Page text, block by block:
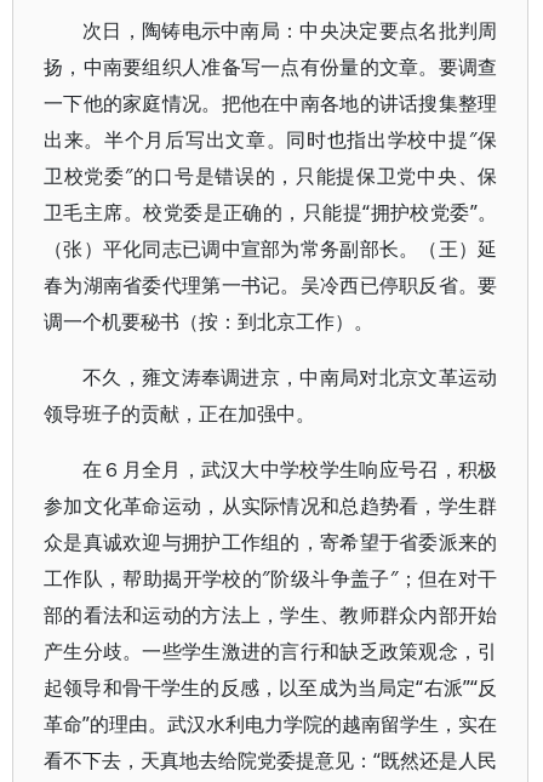
次日，陶铸电示中南局：中央决定要点名批判周
扬，中南要组织人准备写一点有份量的文章。要调查
一下他的家庭情况。把他在中南各地的讲话搜集整理
出来。半个月后写出文章。同时也指出学校中提″保
卫校党委″的口号是错误的，只能提保卫党中央、保
卫毛主席。校党委是正确的，只能提“拥护校党委”。
（张）平化同志已调中宣部为常务副部长。（王）延
春为湖南省委代理第一书记。吴冷西已停职反省。要
调一个机要秘书（按：到北京工作）。
不久，雍文涛奉调进京，中南局对北京文革运动
领导班子的贡献，正在加强中。
在６月全月，武汉大中学校学生响应号召，积极
参加文化革命运动，从实际情况和总趋势看，学生群
众是真诚欢迎与拥护工作组的，寄希望于省委派来的
工作队，帮助揭开学校的″阶级斗争盖子″；但在对干
部的看法和运动的方法上，学生、教师群众内部开始
产生分歧。一些学生激进的言行和缺乏政策观念，引
起领导和骨干学生的反感，以至成为当局定“右派”“反
革命”的理由。武汉水利电力学院的越南留学生，实在
看不下去，天真地去给院党委提意见：“既然还是人民